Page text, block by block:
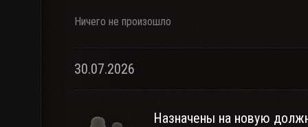
Ничего не произошло
30.07.2026
Назначены на новую